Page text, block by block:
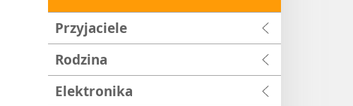
Przyjaciele
Rodzina
Elektronika